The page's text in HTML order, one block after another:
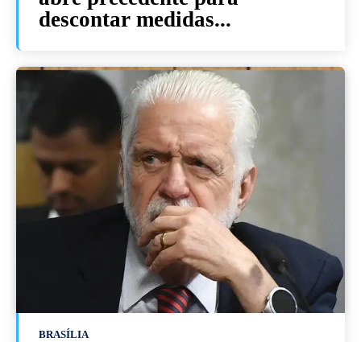
descontar medidas...
BRASÍLIA